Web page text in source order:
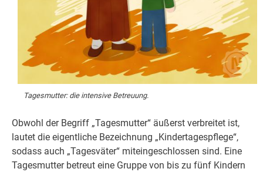
Tagesmutter: die intensive Betreuung.
Obwohl der Begriff „Tagesmutter“ äußerst verbreitet ist,
lautet die eigentliche Bezeichnung „Kindertagespflege“,
sodass auch „Tagesväter“ miteingeschlossen sind. Eine
Tagesmutter betreut eine Gruppe von bis zu fünf Kindern